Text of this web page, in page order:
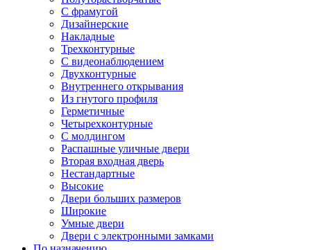
С фрамугой
Дизайнерские
Накладные
Трехконтурные
С видеонаблюдением
Двухконтурные
Внутреннего открывания
Из гнутого профиля
Герметичные
Четырехконтурные
С молдингом
Распашные уличные двери
Вторая входная дверь
Нестандартные
Высокие
Двери больших размеров
Широкие
Умные двери
Двери с электронными замками